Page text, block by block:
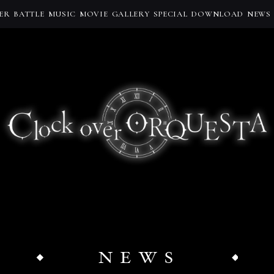
BATTLE MUSIC MOVIE GALLERY SPECIAL DOWNLOAD NEWS